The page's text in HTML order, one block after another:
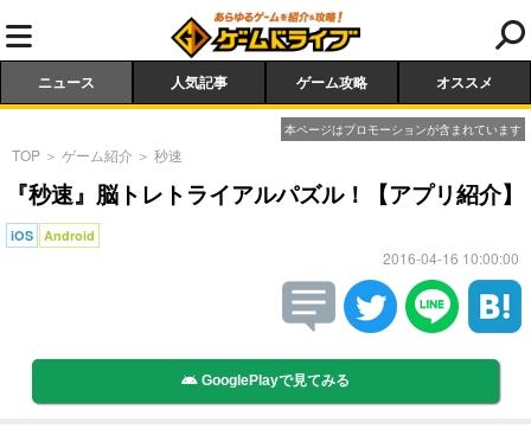
ニュース 人気記事 ゲーム攻略 オススメ
本ページはプロモーションが含まれています
TOP ＞ ゲーム紹介 ＞ 秒速
『秒速』脳トレトライアルパズル！【アプリ紹介】
iOS Android
2016-04-16 10:00:00
GooglePlayで見てみる